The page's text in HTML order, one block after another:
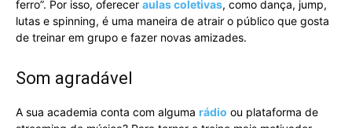
ferro”. Por isso, oferecer aulas coletivas, como dança, jump,
lutas e spinning, é uma maneira de atrair o público que gosta
de treinar em grupo e fazer novas amizades.
Som agradável
A sua academia conta com alguma rádio ou plataforma de